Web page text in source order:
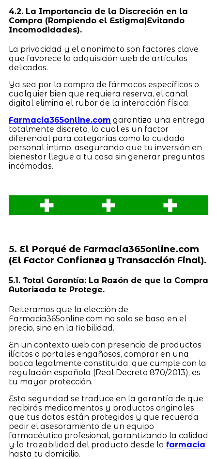
4.2. La Importancia de la Discreción en la
Compra (Rompiendo el Estigma|Evitando
Incomodidades).
La privacidad y el anonimato son factores clave
que favorece la adquisición web de artículos
delicados.
Ya sea por la compra de fármacos específicos o
cualquier bien que requiera reserva, el canal
digital elimina el rubor de la interacción física.
Farmacia365online.com garantiza una entrega
totalmente discreta, lo cual es un factor
diferencial para categorías como la cuidado
personal íntimo, asegurando que tu inversión en
bienestar llegue a tu casa sin generar preguntas
incómodas.
5. El Porqué de Farmacia365online.com
(El Factor Confianza y Transacción Final).
5.1. Total Garantía: La Razón de que la Compra
Autorizada te Protege.
Reiteramos que la elección de
Farmacia365online.com no solo se basa en el
precio, sino en la fiabilidad.
En un contexto web con presencia de productos
ilícitos o portales engañosos, comprar en una
botica legalmente constituida, que cumple con la
regulación española (Real Decreto 870/2013), es
tu mayor protección.
Esta seguridad se traduce en la garantía de que
recibirás medicamentos y productos originales,
que tus datos están protegidos y que recuerda
pedir el asesoramiento de un equipo
farmacéutico profesional, garantizando la calidad
y la trazabilidad del producto desde la farmacia
hasta tu domicilio.